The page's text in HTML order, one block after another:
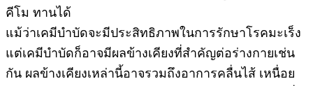
คีโม ทานได้
แม้ว่าเคมีบำบัดจะมีประสิทธิภาพในการรักษาโรคมะเร็ง
แต่เคมีบำบัดก็อาจมีผลข้างเคียงที่สำคัญต่อร่างกายเช่น
กัน ผลข้างเคียงเหล่านี้อาจรวมถึงอาการคลื่นไส้ เหนื่อย